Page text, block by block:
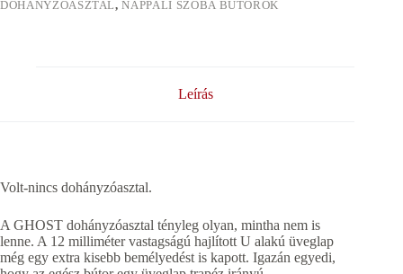
DOHÁNYZÓASZTAL,NAPPALI SZOBA BÚTOROK
Leírás
Volt-nincs dohányzóasztal.
A GHOST dohányzóasztal tényleg olyan, mintha nem is
lenne. A 12 milliméter vastagságú hajlított U alakú üveglap
még egy extra kisebb bemélyedést is kapott. Igazán egyedi,